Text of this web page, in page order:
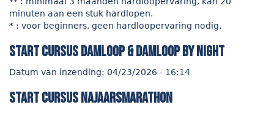
minuten aan een stuk hardlopen.
* : voor beginners, geen hardloopervaring nodig.
start cursus Damloop & Damloop by night
Datum van inzending: 04/23/2026 - 16:14
start cursus najaarsmarathon